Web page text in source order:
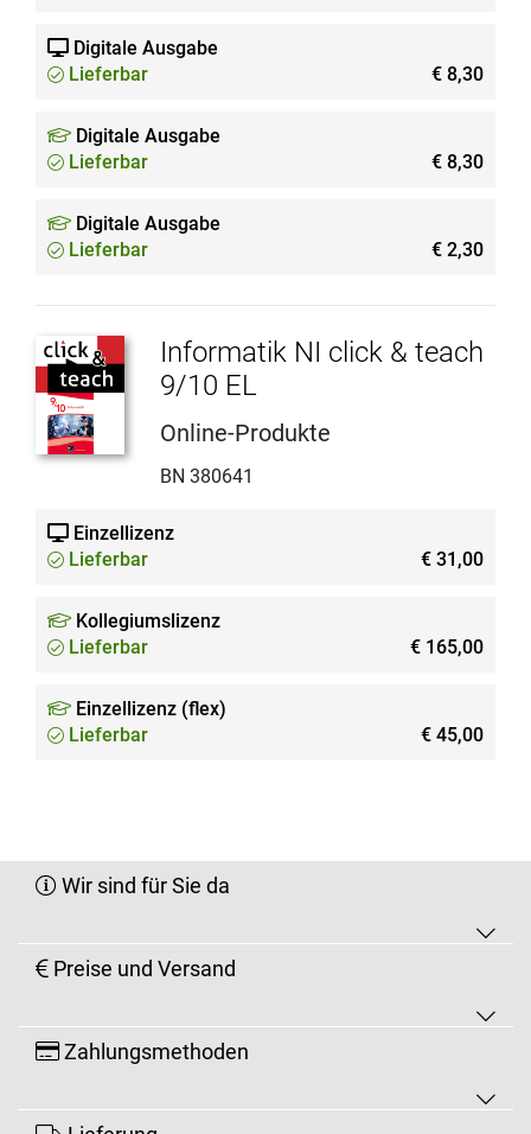
Digitale Ausgabe
Lieferbar
€ 8,30
Digitale Ausgabe
Lieferbar
€ 8,30
Digitale Ausgabe
Lieferbar
€ 2,30
Informatik NI click & teach
9/10 EL
Online-Produkte
BN 380641
Einzellizenz
Lieferbar
€ 31,00
Kollegiumslizenz
Lieferbar
€ 165,00
Einzellizenz (flex)
Lieferbar
€ 45,00
Wir sind für Sie da
Preise und Versand
Zahlungsmethoden